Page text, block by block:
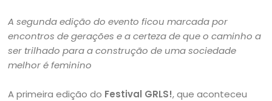
A segunda edição do evento ficou marcada por
encontros de gerações e a certeza de que o caminho a
ser trilhado para a construção de uma sociedade
melhor é feminino
A primeira edição do Festival GRLS!, que aconteceu